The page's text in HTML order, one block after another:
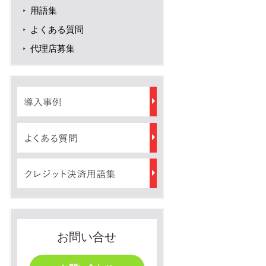
用語集
よくある質問
代理店募集
お問い合せ